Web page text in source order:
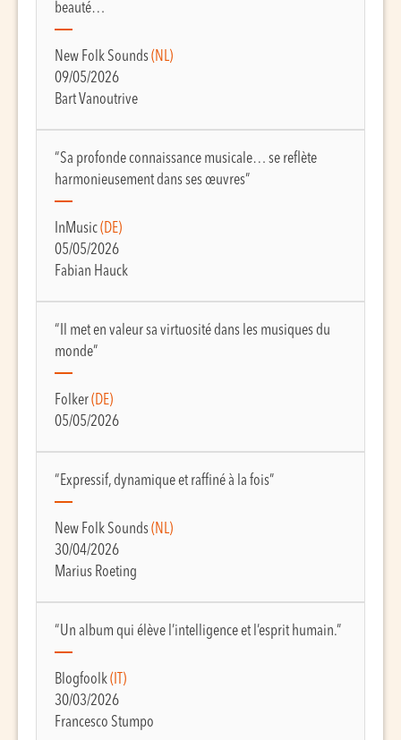
beauté…
New Folk Sounds(NL)
09/05/2026
Bart Vanoutrive
“Sa profonde connaissance musicale… se reflète
harmonieusement dans ses œuvres”
InMusic(DE)
05/05/2026
Fabian Hauck
“Il met en valeur sa virtuosité dans les musiques du
monde”
Folker(DE)
05/05/2026
“Expressif, dynamique et raffiné à la fois”
New Folk Sounds(NL)
30/04/2026
Marius Roeting
“Un album qui élève l’intelligence et l’esprit humain.”
Blogfoolk(IT)
30/03/2026
Francesco Stumpo